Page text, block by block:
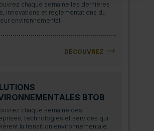
chaque semaine les dernières
innovations et réglementations du
environnemental.
DÉCOUVREZ
BTOB
chaque semaine des
technologies et services qui
la transition environnementale.